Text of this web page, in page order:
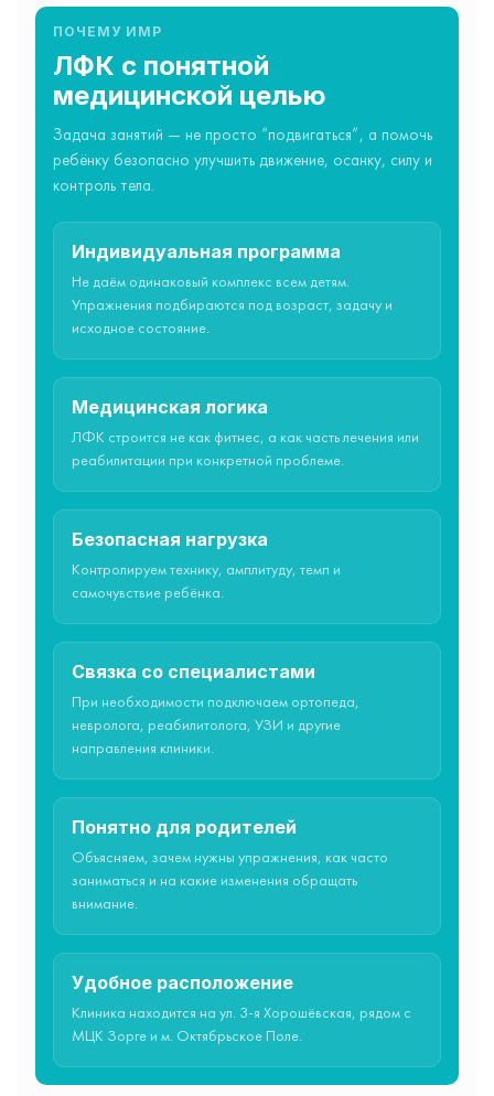
ПОЧЕМУ ИМР
ЛФК с понятной
медицинской целью
Задача занятий — не просто “подвигаться”, а помочь
ребёнку безопасно улучшить движение, осанку, силу и
контроль тела.
Индивидуальная программа
Не даём одинаковый комплекс всем детям.
Упражнения подбираются под возраст, задачу и
исходное состояние.
Медицинская логика
ЛФК строится не как фитнес, а как часть лечения или
реабилитации при конкретной проблеме.
Безопасная нагрузка
Контролируем технику, амплитуду, темп и
самочувствие ребёнка.
Связка со специалистами
При необходимости подключаем ортопеда,
невролога, реабилитолога, УЗИ и другие
направления клиники.
Понятно для родителей
Объясняем, зачем нужны упражнения, как часто
заниматься и на какие изменения обращать
внимание.
Удобное расположение
Клиника находится на ул. 3-я Хорошёвская, рядом с
МЦК Зорге и м. Октябрьское Поле.